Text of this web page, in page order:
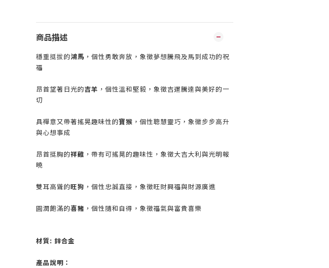
商品描述
穩重挺拔的鴻馬 ，個性勇敢奔放，象徵夢想騰飛及馬到成功的祝
福
昂首望著日光的吉羊 ，個性溫和堅毅，象徵吉運騰達與美好的一
切
具禪意又帶著搖晃趣味性的寶猴 ，個性聰慧靈巧，象徵步步高升
與心想事成
昂首挺胸的祥雞 ，帶有可搖晃的趣味性，象徵大吉大利與光明報
曉
雙耳高聳的旺狗 ，個性忠誠直接，象徵旺財興福與財源廣進
圓潤飽滿的喜豬 ，個性隨和自得，象徵福氣與富貴喜樂
材質: 鋅合金
產品說明：